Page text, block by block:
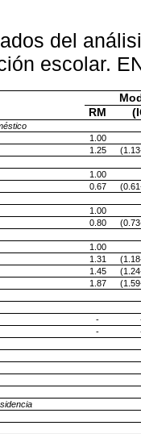
del
escolar.
RM
1.00
1.25
1.00
0.67
1.00
0.80
1.00
1.31
1.45
1.87
-
-